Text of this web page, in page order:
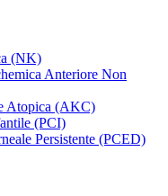
(NK)
Anteriore Non
Atopica (AKC)
(PCI)
Persistente (PCED)